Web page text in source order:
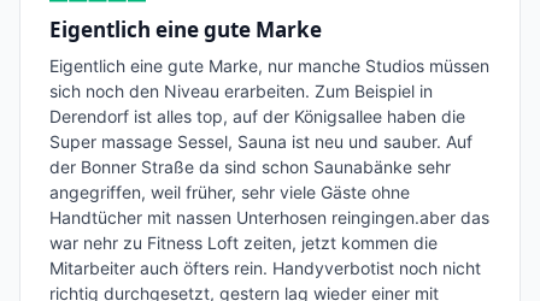
Eigentlich eine gute Marke
Eigentlich eine gute Marke, nur manche Studios müssen
sich noch den Niveau erarbeiten. Zum Beispiel in
Derendorf ist alles top, auf der Königsallee haben die
Super massage Sessel, Sauna ist neu und sauber. Auf
der Bonner Straße da sind schon Saunabänke sehr
angegriffen, weil früher, sehr viele Gäste ohne
Handtücher mit nassen Unterhosen reingingen.aber das
war nehr zu Fitness Loft zeiten, jetzt kommen die
Mitarbeiter auch öfters rein. Handyverbotist noch nicht
richtig durchgesetzt, gestern lag wieder einer mit